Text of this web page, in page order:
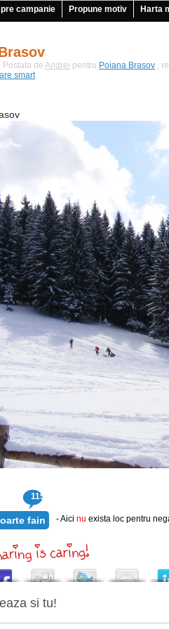
campanie Propune motiv Harta
Postata de Andrei pentru Poiana Brasov ,
smart
115
fain - Aici nu exista loc pentru
si tu!